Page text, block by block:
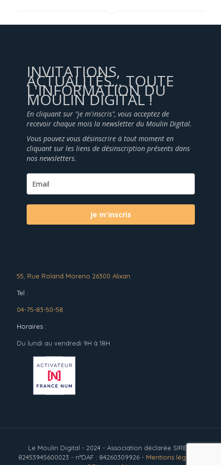
INVITATIONS,
ACTUALITÉS... TOUTE
L'INFORMATION DU
MOULIN DIGITAL !
En cliquant sur "je m'inscris", vous acceptez de
recevoir chaque mois la newsletter du Moulin Digital.
Vous pouvez vous désinscrire à tout moment en
cliquant sur les liens de désinscription présents dans
nos newsletters.
Je m'inscris
55, Rue Roland Moreno 26300 Alixan
Tel :
04-75-83-50-58
Horaires :
Du lundi au vendredi 9H à 18H
Le Moulin Digital - 2024 - Association déclarée SIRET :
82453945600023 - n°DAF : 84260309926 - Mentions légales